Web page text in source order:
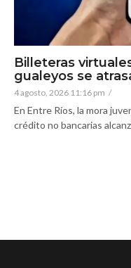
Billeteras
gualeyos se
4 agosto, 2026 11:16 pm /
En Entre Ríos, la mora
crédito no bancarias